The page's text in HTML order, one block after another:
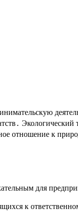
Экологический
отношение к
для
к